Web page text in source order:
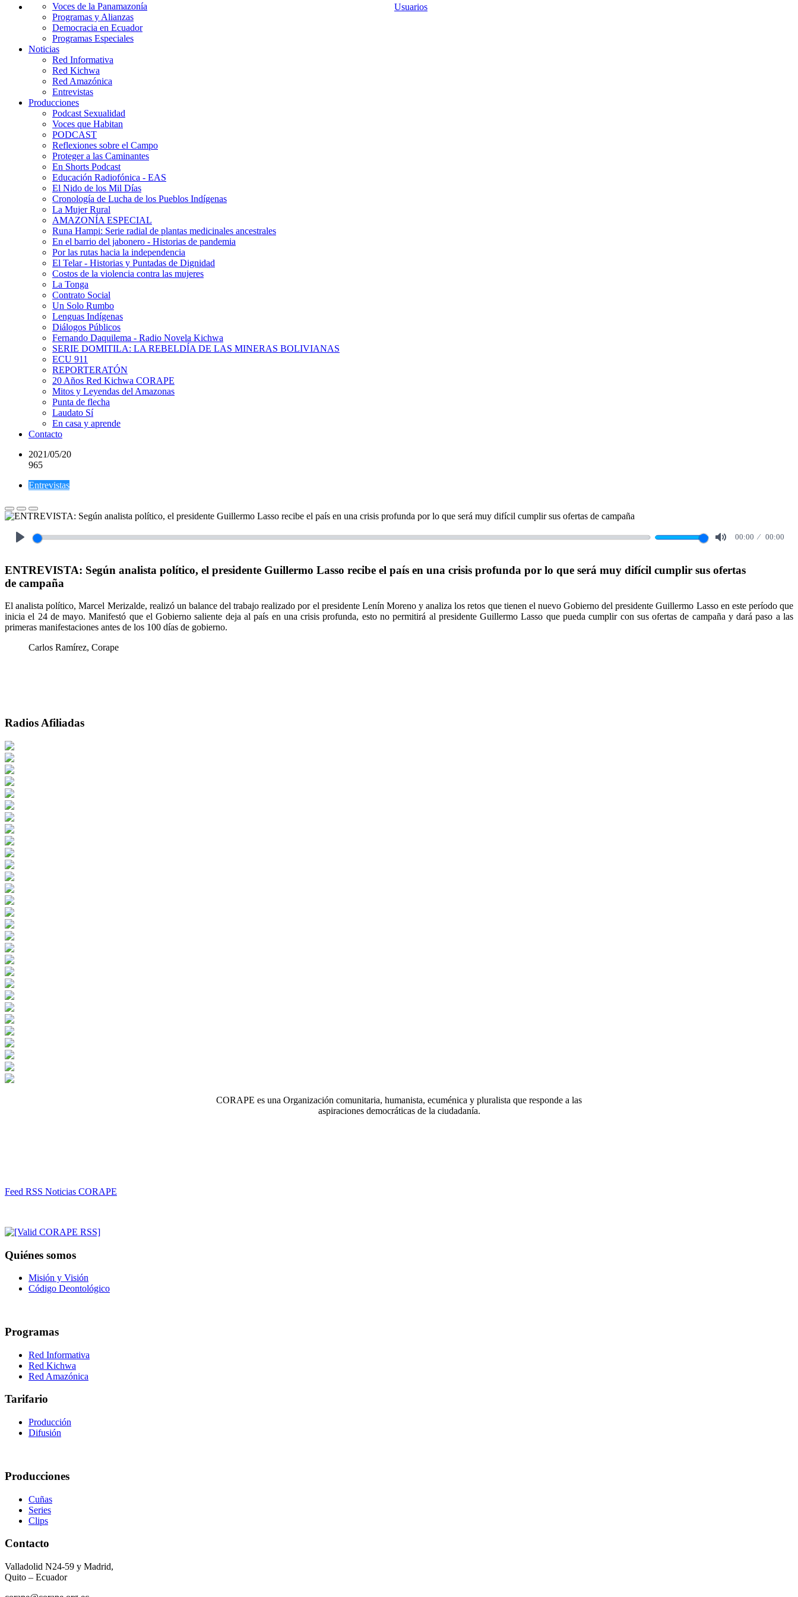
Usuarios
Voces de la Panamazonía
Programas y Alianzas
Democracia en Ecuador
Programas Especiales
Noticias
Red Informativa
Red Kichwa
Red Amazónica
Entrevistas
Producciones
Podcast Sexualidad
Voces que Habitan
PODCAST
Reflexiones sobre el Campo
Proteger a las Caminantes
En Shorts Podcast
Educación Radiofónica - EAS
El Nido de los Mil Días
Cronología de Lucha de los Pueblos Indígenas
La Mujer Rural
AMAZONÍA ESPECIAL
Runa Hampi: Serie radial de plantas medicinales ancestrales
En el barrio del jabonero - Historias de pandemia
Por las rutas hacia la independencia
El Telar - Historias y Puntadas de Dignidad
Costos de la violencia contra las mujeres
La Tonga
Contrato Social
Un Solo Rumbo
Lenguas Indígenas
Diálogos Públicos
Fernando Daquilema - Radio Novela Kichwa
SERIE DOMITILA: LA REBELDÍA DE LAS MINERAS BOLIVIANAS
ECU 911
REPORTERATÓN
20 Años Red Kichwa CORAPE
Mitos y Leyendas del Amazonas
Punta de flecha
Laudato Sí
En casa y aprende
Contacto
2021/05/20
965
Entrevistas
00:00 00:00
ENTREVISTA: Según analista político, el presidente Guillermo Lasso recibe el país en una crisis profunda por lo que será muy difícil cumplir sus ofertas
de campaña
El analista político, Marcel Merizalde, realizó un balance del trabajo realizado por el presidente Lenín Moreno y analiza los retos que tienen el nuevo Gobierno del presidente Guillermo Lasso en este período que
inicia el 24 de mayo. Manifestó que el Gobierno saliente deja al país en una crisis profunda, esto no permitirá al presidente Guillermo Lasso que pueda cumplir con sus ofertas de campaña y dará paso a las
primeras manifestaciones antes de los 100 días de gobierno.
Carlos Ramírez, Corape
Radios Afiliadas
CORAPE es una Organización comunitaria, humanista, ecuménica y pluralista que responde a las
aspiraciones democráticas de la ciudadanía.
Feed RSS Noticias CORAPE
Quiénes somos
Misión y Visión
Código Deontológico
Programas
Red Informativa
Red Kichwa
Red Amazónica
Tarifario
Producción
Difusión
Producciones
Cuñas
Series
Clips
Contacto
Valladolid N24-59 y Madrid,
Quito – Ecuador